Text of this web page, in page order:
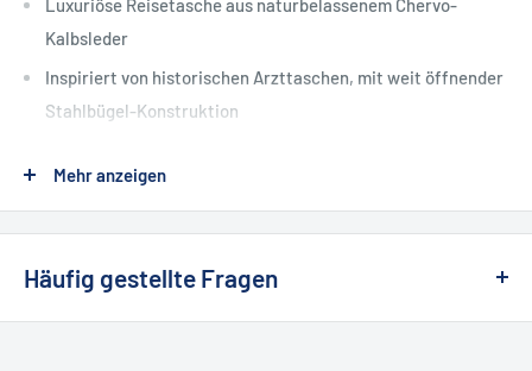
Luxuriöse Reisetasche aus naturbelassenem Chervo-
Kalbsleder
Inspiriert von historischen Arzttaschen, mit weit öffnender
Stahlbügel-Konstruktion
Ledermanufakturen Deutschlands
Der Weekender von F. Hammann
Dieser Weekender wurde für stilvolles Reisen entwickelt: mit
Mehr anzeigen
Häufig gestellte Fragen